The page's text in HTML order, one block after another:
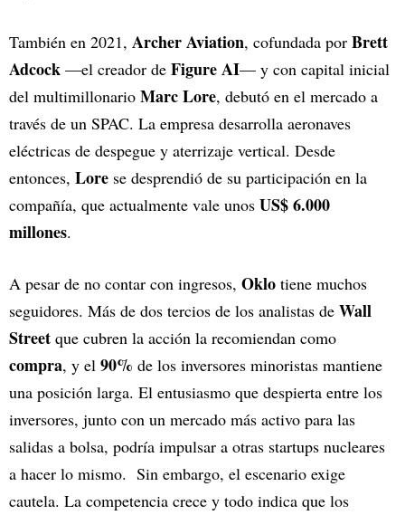
También en 2021, Archer Aviation, cofundada por Brett
Adcock —el creador de Figure AI— y con capital inicial
del multimillonario Marc Lore, debutó en el mercado a
través de un SPAC. La empresa desarrolla aeronaves
eléctricas de despegue y aterrizaje vertical. Desde
entonces, Lore se desprendió de su participación en la
compañía, que actualmente vale unos US$ 6.000
millones.
A pesar de no contar con ingresos, Oklo tiene muchos
seguidores. Más de dos tercios de los analistas de Wall
Street que cubren la acción la recomiendan como
compra, y el 90% de los inversores minoristas mantiene
una posición larga. El entusiasmo que despierta entre los
inversores, junto con un mercado más activo para las
salidas a bolsa, podría impulsar a otras startups nucleares
a hacer lo mismo. Sin embargo, el escenario exige
cautela. La competencia crece y todo indica que los